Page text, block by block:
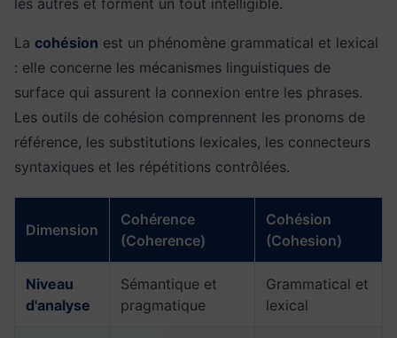
La cohésion est un phénomène grammatical et lexical
: elle concerne les mécanismes linguistiques de
surface qui assurent la connexion entre les phrases.
Les outils de cohésion comprennent les pronoms de
référence, les substitutions lexicales, les connecteurs
syntaxiques et les répétitions contrôlées.
Dimension
Cohérence
(Coherence)
Cohésion
(Cohesion)
Niveau
d'analyse
Sémantique et
pragmatique
Grammatical et
lexical